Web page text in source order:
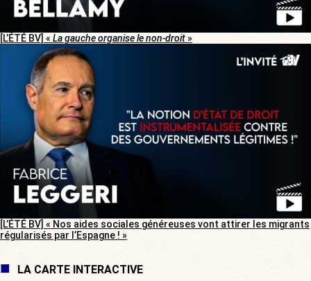
[L’ÉTÉ BV] « La gauche organise le non-droit»
[L’ÉTÉ BV] « Nos aides sociales généreuses vont attirer les migrants
régularisés par l’Espagne ! »
LA CARTE INTERACTIVE